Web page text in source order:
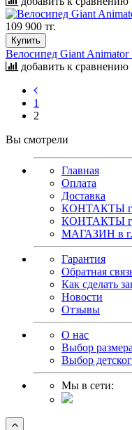
109 900 тг.
Купить
Велосипед Giant Animator
добавить к сравнению
1
2
Вы смотрели
Главная
Оплата
Доставка
КОНТАКТЫ
КОНТАКТЫ
МАГАЗИН в
Гарантия
Обратная
Как сделать
Новости
Отзывы
О нас
Выбор
Выбор
Мы в сети: